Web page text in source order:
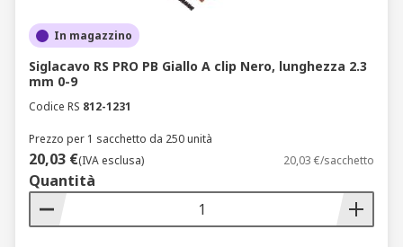
In magazzino
Siglacavo RS PRO PB Giallo A clip Nero, lunghezza 2.3
mm 0-9
Codice RS 812-1231
Prezzo per 1 sacchetto da 250 unità
20,03 €(IVA esclusa) 20,03 €/sacchetto
Quantità